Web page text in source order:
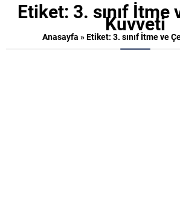
Etiket: 3. sınıf İtme
Kuvveti
Anasayfa »Etiket: 3. sınıf İtme ve